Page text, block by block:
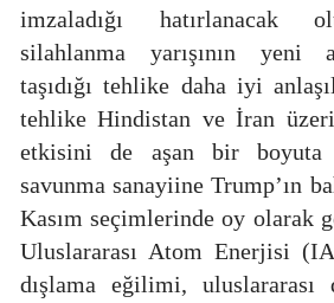
imzaladığı hatırlanacak
silahlanma yarışının yeni
taşıdığı tehlike daha iyi
tehlike Hindistan ve İran
etkisini de aşan bir boyuta
savunma sanayiine Trump’ın
Kasım seçimlerinde oy olarak
Uluslararası Atom Enerjisi
dışlama eğilimi, uluslararası